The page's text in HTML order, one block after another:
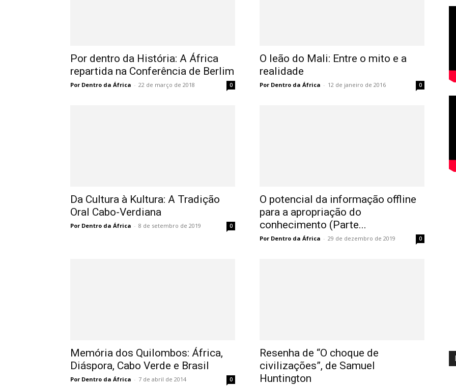
Por dentro da História: A África
repartida na Conferência de Berlim
Por Dentro da África - 22 de março de 2018 0
O leão do Mali: Entre o mito e a
realidade
Por Dentro da África - 12 de janeiro de 2016 0
Da Cultura à Kultura: A Tradição
Oral Cabo-Verdiana
Por Dentro da África - 8 de setembro de 2019 0
O potencial da informação offline
para a apropriação do
conhecimento (Parte...
Por Dentro da África - 29 de dezembro de 2019 0
Memória dos Quilombos: África,
Diáspora, Cabo Verde e Brasil
Por Dentro da África - 7 de abril de 2014 0
Resenha de “O choque de
civilizações”, de Samuel
Huntington